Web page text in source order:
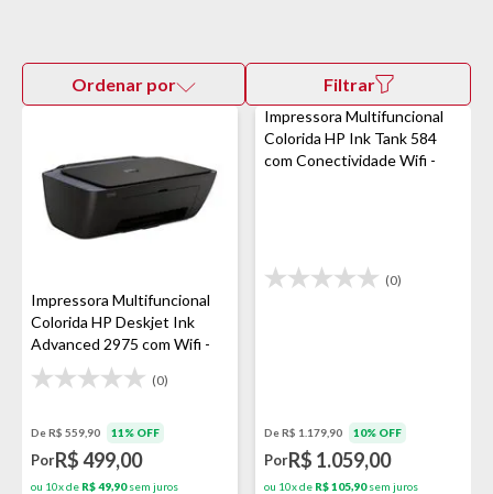
Ordenar por Filtrar
Impressora Multifuncional
Colorida HP Deskjet Ink
Advanced 2975 com Wifi -
Preto
(0)
De R$ 559,90 11% OFF
PorR$ 499,00
ou 10x de R$ 49,90sem juros
Impressora Multifuncional
Colorida HP Ink Tank 584
com Conectividade Wifi -
(0)
De R$ 1.179,90 10% OFF
PorR$ 1.059,00
ou 10x de R$ 105,90sem juros